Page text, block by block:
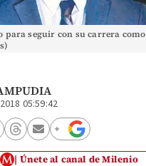
para seguir con su carrera como
05:59:42
Únete al canal de Milenio